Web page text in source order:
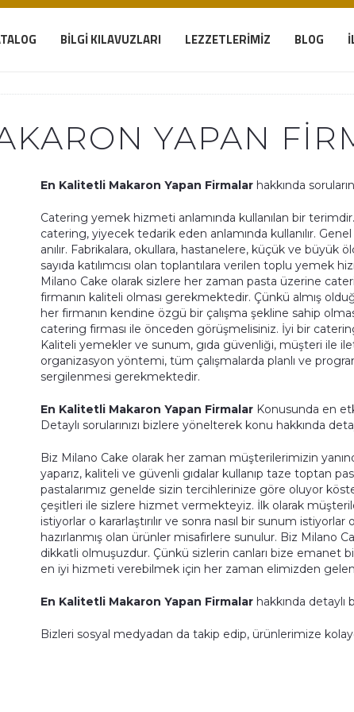
BILGI KILAVUZLARI LEZZETLERIMIZ BLOG
YAPAN
En Kalitetli Makaron Yapan Firmalar hakkında
Catering yemek hizmeti anlamında kullanılan bir
catering, yiyecek tedarik eden anlamında kullanılır.
anılır. Fabrikalara, okullara, hastanelere, küçük ve
sayıda katılımcısı olan toplantılara verilen toplu
Milano Cake olarak sizlere her zaman pasta üzerine
firmanın kaliteli olması gerekmektedir. Çünkü almış
her firmanın kendine özgü bir çalışma şekline sahip
catering firması ile önceden görüşmelisiniz. İyi bir
Kaliteli yemekler ve sunum, gıda güvenliği, müşteri ile
organizasyon yöntemi, tüm çalışmalarda planlı ve
sergilenmesi gerekmektedir.
En Kalitetli Makaron Yapan Firmalar Konusunda en
Detaylı sorularınızı bizlere yönelterek konu hakkında
Biz Milano Cake olarak her zaman müşterilerimizin
yaparız, kaliteli ve güvenli gıdalar kullanıp taze toptan
pastalarımız genelde sizin tercihlerinize göre oluyor
çeşitleri ile sizlere hizmet vermekteyiz. İlk olarak
istiyorlar o kararlaştırılır ve sonra nasıl bir sunum
hazırlanmış olan ürünler misafirlere sunulur. Biz Milano
dikkatli olmuşuzdur. Çünkü sizlerin canları bize
en iyi hizmeti verebilmek için her zaman elimizden
En Kalitetli Makaron Yapan Firmalar hakkında
Bizleri sosyal medyadan da takip edip, ürünlerimize